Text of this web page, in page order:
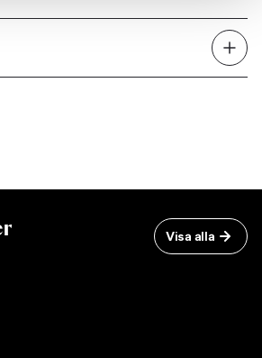
Visa alla